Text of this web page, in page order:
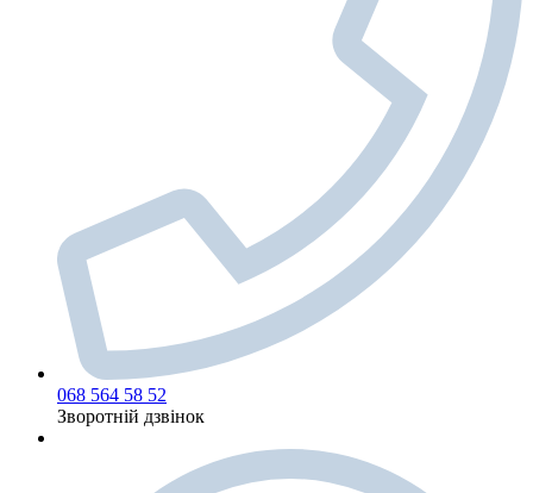
068 564 58 52
Зворотній дзвінок